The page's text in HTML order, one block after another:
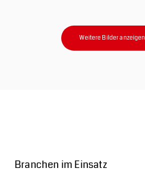
Weitere Bilder anzeigen
Branchen im Einsatz